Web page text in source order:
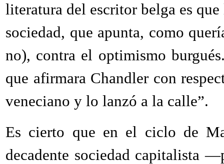
literatura del escritor belga es
sociedad, que apunta, como
no), contra el optimismo
que afirmara Chandler con
veneciano y lo lanzó a la calle”.
Es cierto que en el ciclo de
decadente sociedad capitalista